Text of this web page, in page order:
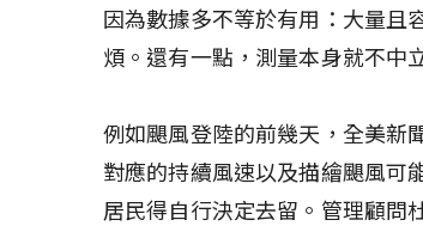
因為數據多不等於有用：大量且
煩。還有一點，測量本身就不中
例如颶風登陸的前幾天，全美新
對應的持續風速以及描繪颶風可
居民得自行決定去留。管理顧